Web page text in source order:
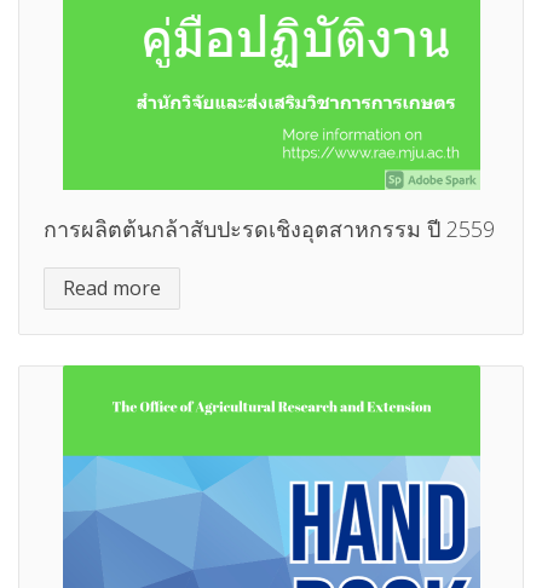
การผลิตต้นกล้าสับปะรดเชิงอุตสาหกรรม ปี 2559
Read more